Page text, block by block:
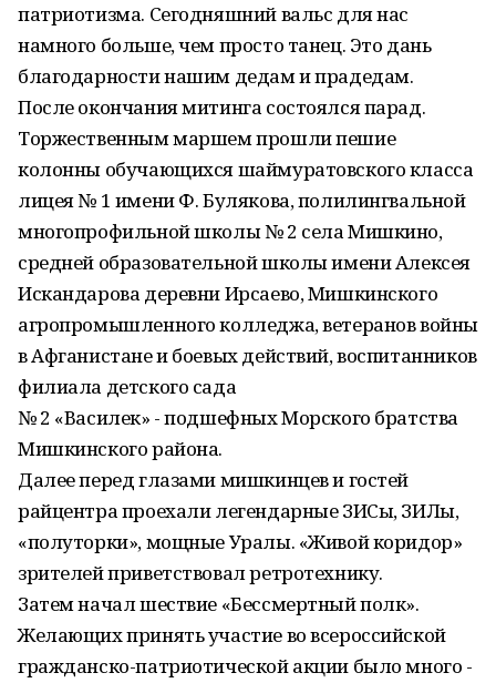
патриотизма. Сегодняшний вальс для нас
намного больше, чем просто танец. Это дань
благодарности нашим дедам и прадедам.
После окончания митинга состоялся парад.
Торжественным маршем прошли пешие
колонны обучающихся шаймуратовского класса
лицея № 1 имени Ф. Булякова, полилингвальной
многопрофильной школы № 2 села Мишкино,
средней образовательной школы имени Алексея
Искандарова деревни Ирсаево, Мишкинского
агропромышленного колледжа, ветеранов войны
в Афганистане и боевых действий, воспитанников
филиала детского сада
№ 2 «Василек» - подшефных Морского братства
Мишкинского района.
Далее перед глазами мишкинцев и гостей
райцентра проехали легендарные ЗИСы, ЗИЛы,
«полуторки», мощные Уралы. «Живой коридор»
зрителей приветствовал ретротехнику.
Затем начал шествие «Бессмертный полк».
Желающих принять участие во всероссийской
гражданско-патриотической акции было много -